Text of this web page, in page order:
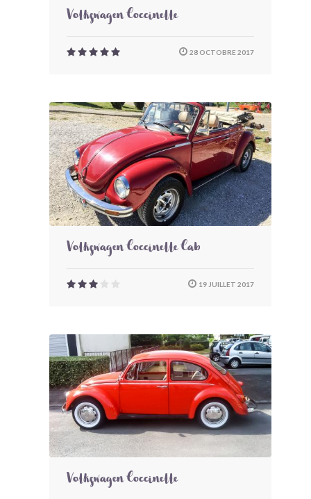
Volkswagen Coccinelle
28 OCTOBRE 2017
Volkswagen Coccinelle Cab
19 JUILLET 2017
Volkswagen Coccinelle